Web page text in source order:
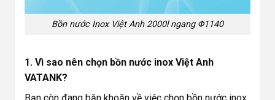
Bồn nước Inox Việt Anh 2000l ngang Φ1140
1. Vì sao nên chọn bồn nước inox Việt Anh
VATANK?